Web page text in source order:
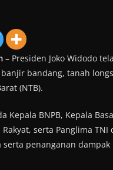
– Presiden Joko Widodo
bandang, tanah
(NTB).
Kepala BNPB, Kepala
serta Panglima
penanganan